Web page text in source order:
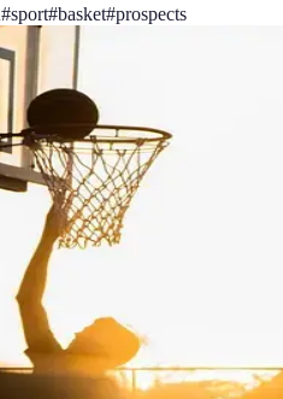
#sport#basket#prospects